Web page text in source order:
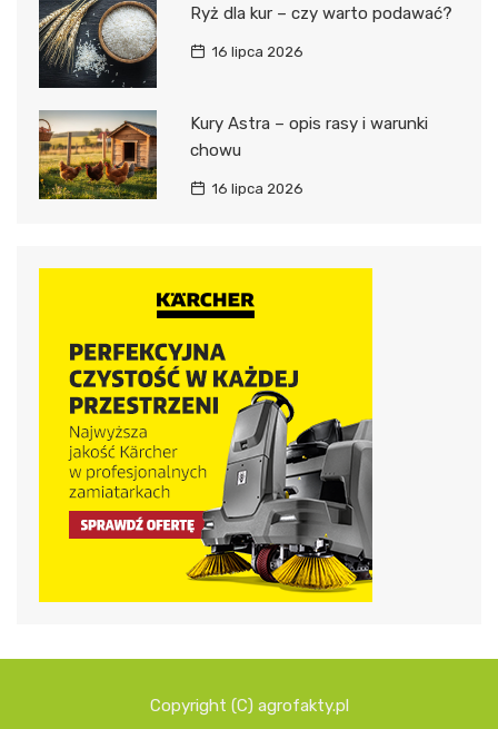
Ryż dla kur – czy warto podawać?
16 lipca 2026
Kury Astra – opis rasy i warunki
chowu
16 lipca 2026
Copyright (C) agrofakty.pl